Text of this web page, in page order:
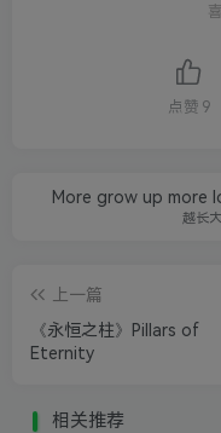
点赞 9
More grow up more
越长
上一篇
《永恒之柱》Pillars of
Eternity
相关推荐